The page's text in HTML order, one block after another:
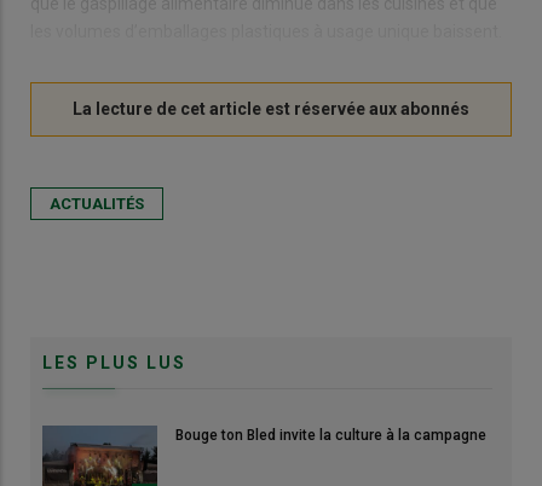
ACTUALITÉS
LES PLUS LUS
Bouge ton Bled invite la culture à la campagne